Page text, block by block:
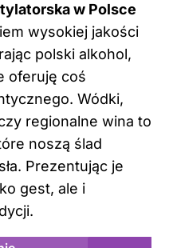
w Polsce
wysokiej jakości
polski alkohol,
oferuję coś
Wódki,
regionalne wina to
noszą ślad
Prezentując je
gest, ale i